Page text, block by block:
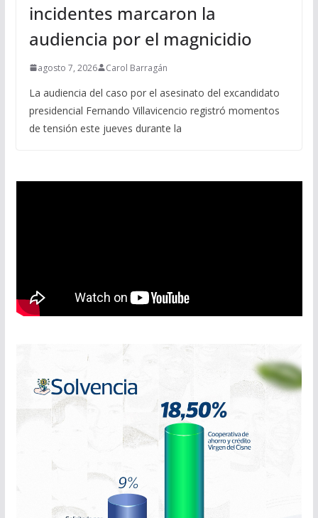
incidentes marcaron la
audiencia por el magnicidio
agosto 7, 2026 Carol Barragán
La audiencia del caso por el asesinato del excandidato
presidencial Fernando Villavicencio registró momentos
de tensión este jueves durante la